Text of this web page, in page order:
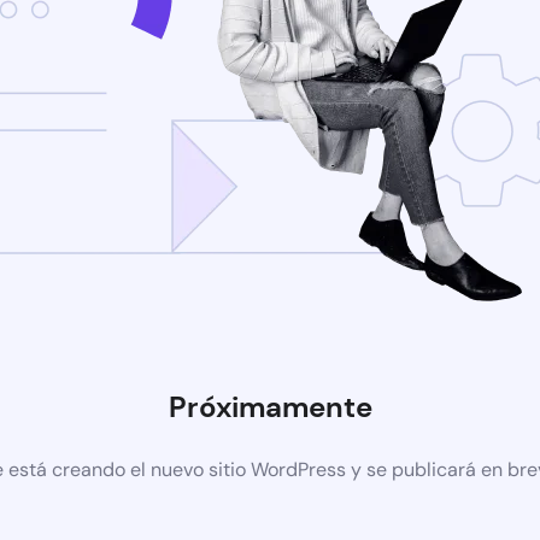
Próximamente
está creando el nuevo sitio WordPress y se publicará en